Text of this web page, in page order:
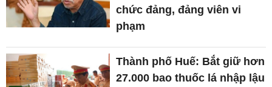
chức đảng, đảng viên vi
phạm
Thành phố Huế: Bắt giữ hơn
27.000 bao thuốc lá nhập lậu